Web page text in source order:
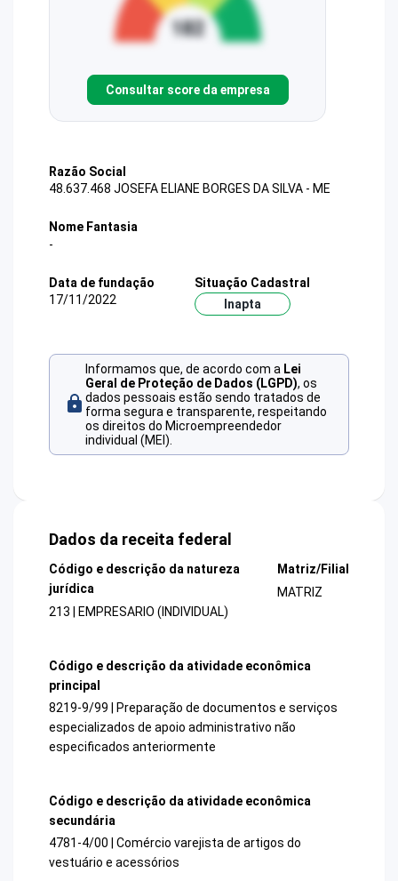
Consultar score da empresa
Razão Social
48.637.468 JOSEFA ELIANE BORGES DA SILVA - ME
Nome Fantasia
-
Data de fundação
17/11/2022
Situação Cadastral
Inapta
Informamos que, de acordo com a Lei
Geral de Proteção de Dados (LGPD), os
dados pessoais estão sendo tratados de
forma segura e transparente, respeitando
os direitos do Microempreendedor
individual (MEI).
Dados da receita federal
Código e descrição da natureza
jurídica
213 | EMPRESARIO (INDIVIDUAL)
Matriz/Filial
MATRIZ
Código e descrição da atividade econômica
principal
8219-9/99 | Preparação de documentos e serviços
especializados de apoio administrativo não
especificados anteriormente
Código e descrição da atividade econômica
secundária
4781-4/00 | Comércio varejista de artigos do
vestuário e acessórios